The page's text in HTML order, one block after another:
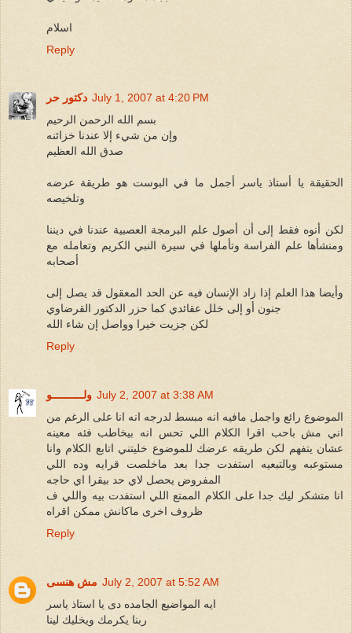
اسلام
Reply
دكتور حر July 1, 2007 at 4:20 PM
بسم الله الرحمن الرحيم
وإن من شيء إلا عندنا خزائنه
صدق الله العظيم
الحقيقة يا أستاذ ياسر أجمل ما في البوست هو طريقة عرضه
وتلخيصه
لكن أنوه فقط إلى أن أصول علم البرمجة العصبية عندنا في ديننا
ومنشأها علم الفراسة وتأملها في سيرة النبي الكريم وتعامله مع
أصحابه
وأيضا هذا العلم إذا زاد الإنسان فيه عن الحد المعقول قد يصل إلى
جنون أو إلى خلل عقائدي كما حزر الدكتور القرضاوي
لكن جزيت خيرا وواصل إن شاء الله
Reply
ولــــــــــو July 2, 2007 at 3:38 AM
الموضوع رائع واجمل مافيه انه مبسط لدرجه انه انا على الرغم من
اني مش باحب اقرا الكلام اللي تحس انه بيخاطب فئه معينه
عشان يتفهم لكن طريقه عرضك للموضوع خليتني اتابع الكلام وانا
مستوعبه وبالتبعيه استفدت جدا بعد ماخلصت قرايه وده اللي
المفروض يحصل لاي حد بيقرا اي حاجه
انا متشكر ليك جدا على الكلام الممتع اللي استفدت بيه واللي ف
ظروف اخرى ماكانش ممكن اقراه
Reply
مش هنسى July 2, 2007 at 5:52 AM
ايه المواضيع الجامده دى يا استاذ ياسر
ربنا يكرمك ويخليك لينا